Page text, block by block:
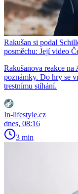
Rakušan si podal
posměchu: Její video
Rakušanova reakce
poznámky. Do hry se
trestnímu stíhání.
In-lifestyle.cz
dnes, 08:16
3 min